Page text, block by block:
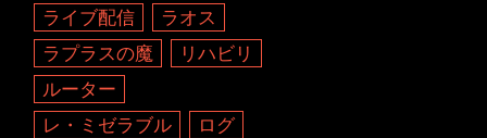
ライブ配信
ラオス
ラプラスの魔
リハビリ
ルーター
レ・ミゼラブル
ログ